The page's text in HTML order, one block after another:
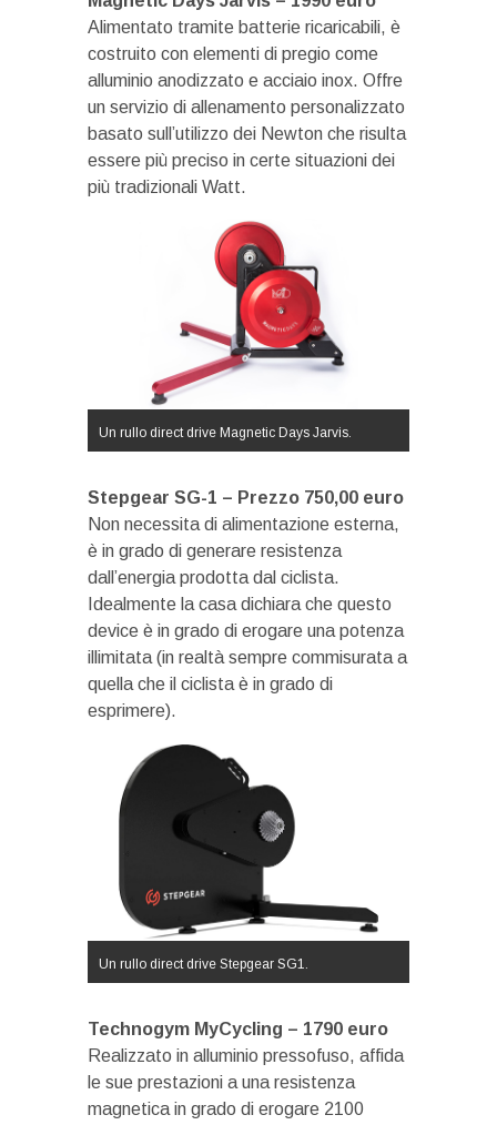
Alimentato tramite batterie ricaricabili, è
costruito con elementi di pregio come
alluminio anodizzato e acciaio inox. Offre
un servizio di allenamento personalizzato
basato sull’utilizzo dei Newton che risulta
essere più preciso in certe situazioni dei
più tradizionali Watt.
Un rullo direct drive Magnetic Days Jarvis.
Stepgear SG-1 – Prezzo 750,00 euro
Non necessita di alimentazione esterna,
è in grado di generare resistenza
dall’energia prodotta dal ciclista.
Idealmente la casa dichiara che questo
device è in grado di erogare una potenza
illimitata (in realtà sempre commisurata a
quella che il ciclista è in grado di
esprimere).
Un rullo direct drive Stepgear SG1.
Technogym MyCycling – 1790 euro
Realizzato in alluminio pressofuso, affida
le sue prestazioni a una resistenza
magnetica in grado di erogare 2100